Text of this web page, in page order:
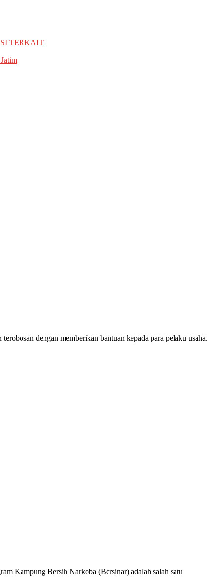
TERKAIT
dengan memberikan bantuan kepada para pelaku usaha.
Kampung Bersih Narkoba (Bersinar) adalah salah satu